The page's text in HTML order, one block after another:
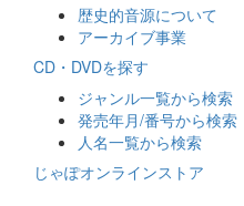
歴史的音源について
アーカイブ事業
CD・DVDを探す
ジャンル一覧から検索
発売年月/番号から検索
人名一覧から検索
じゃぽオンラインストア